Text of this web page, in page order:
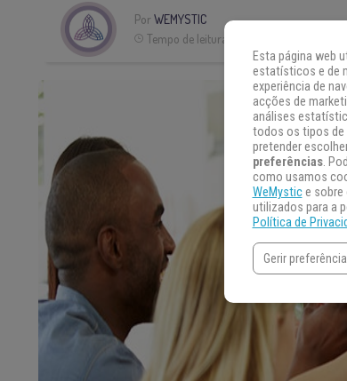
PorWEMYSTIC
Tempo de leitura:
Esta página web
estatísticos e de
experiência de
acções de
análises
todos os tipos de
pretender
preferências.
como usamos
WeMystice sobre
utilizados para a
Política de
Gerir